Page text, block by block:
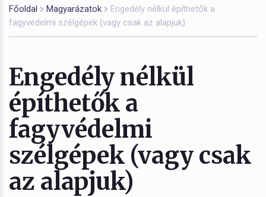
Főoldal Magyarázatok
Engedély nélkül építhetők a
fagyvédelmi szélgépek (vagy csak az alapjuk)
Engedély nélkül
építhetők a
fagyvédelmi
szélgépek (vagy csak
az alapjuk)